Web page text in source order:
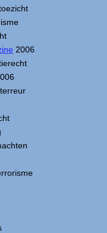
2006